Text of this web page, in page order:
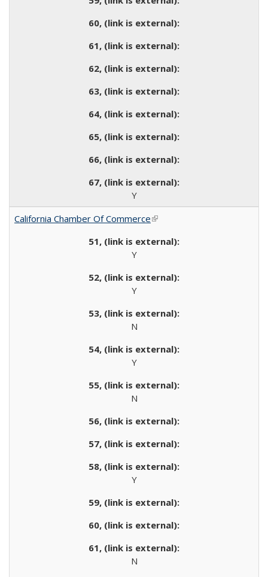
Y
California Chamber Of Commerce(link is external)
Y
Y
N
Y
N
Y
N